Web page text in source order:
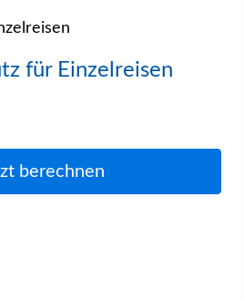
für Einzelreisen
berechnen